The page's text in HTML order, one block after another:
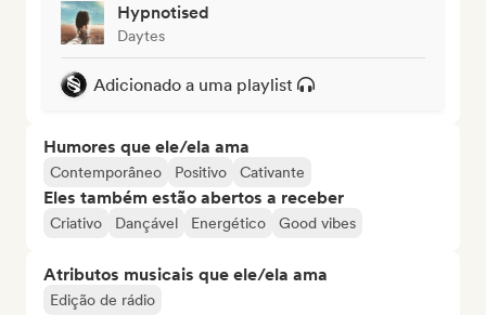
Hypnotised
Daytes
Adicionado a uma playlist
Humores que ele/ela ama
Contemporâneo Positivo Cativante
Eles também estão abertos a receber
Criativo Dançável Energético Good vibes
Atributos musicais que ele/ela ama
Edição de rádio